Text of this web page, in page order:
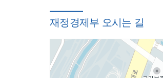
재정경제부 오시는 길